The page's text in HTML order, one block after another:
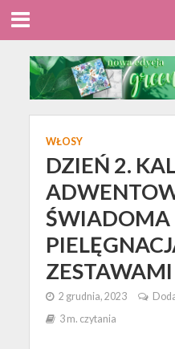
WŁOSY
DZIEŃ 2.
ŚWIADOMA
2 grudnia, 2023
3 m. czytania